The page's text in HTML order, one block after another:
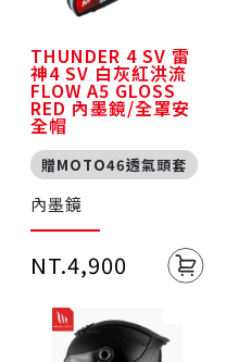
THUNDER 4 SV 雷
神4 SV 白灰紅洪流
FLOW A5 GLOSS
RED 內墨鏡/全罩安
全帽
贈MOTO46透氣頭套
內墨鏡
NT.4,900